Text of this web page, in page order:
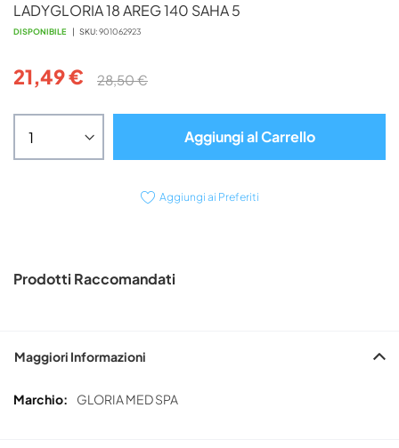
LADYGLORIA 18 AREG 140 SAHA 5
DISPONIBILE SKU 901062923
21,49 € 28,50 €
Aggiungi al Carrello
Aggiungi ai Preferiti
all'inizio
della
immagini
Prodotti Raccomandati
Maggiori Informazioni
Maggiori
GLORIA MED SPA